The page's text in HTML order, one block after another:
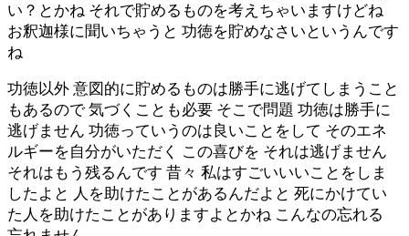
い？とかね それで貯めるものを考えちゃいますけどね
お釈迦様に聞いちゃうと 功徳を貯めなさいというんです
ね
功徳以外 意図的に貯めるものは勝手に逃げてしまうこと
もあるので 気づくことも必要 そこで問題 功徳は勝手に
逃げません 功徳っていうのは良いことをして そのエネ
ルギーを自分がいただく この喜びを それは逃げません
それはもう残るんです 昔々 私はすごいいいことをしま
したよと 人を助けたことがあるんだよと 死にかけてい
た人を助けたことがありますよとかね こんなの忘れる